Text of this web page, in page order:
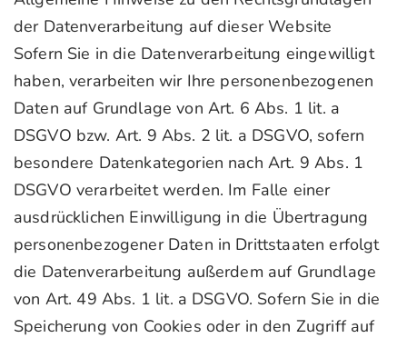
der Datenverarbeitung auf dieser Website
Sofern Sie in die Datenverarbeitung eingewilligt
haben, verarbeiten wir Ihre personenbezogenen
Daten auf Grundlage von Art. 6 Abs. 1 lit. a
DSGVO bzw. Art. 9 Abs. 2 lit. a DSGVO, sofern
besondere Datenkategorien nach Art. 9 Abs. 1
DSGVO verarbeitet werden. Im Falle einer
ausdrücklichen Einwilligung in die Übertragung
personenbezogener Daten in Drittstaaten erfolgt
die Datenverarbeitung außerdem auf Grundlage
von Art. 49 Abs. 1 lit. a DSGVO. Sofern Sie in die
Speicherung von Cookies oder in den Zugriff auf